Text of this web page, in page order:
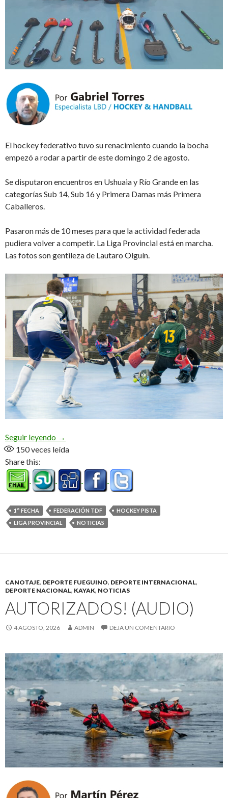
El hockey federativo tuvo su renacimiento cuando la bocha
empezó a rodar a partir de este domingo 2 de agosto.
Se disputaron encuentros en Ushuaia y Río Grande en las
categorías Sub 14, Sub 16 y Primera Damas más Primera
Caballeros.
Pasaron más de 10 meses para que la actividad federada
pudiera volver a competir. La Liga Provincial está en marcha.
Las fotos son gentileza de Lautaro Olguín.
Seguir leyendo Una nueva esperanza comienza
→
150veces leída
Share this:
1° FECHA FEDERACIÓN TDF
HOCKEY PISTA
LIGA PROVINCIAL
NOTICIAS
CANOTAJE, DEPORTE FUEGUINO, DEPORTE INTERNACIONAL,
DEPORTE NACIONAL, KAYAK, NOTICIAS
AUTORIZADOS! (AUDIO)
4 AGOSTO, 2026 ADMIN DEJA UN COMENTARIO